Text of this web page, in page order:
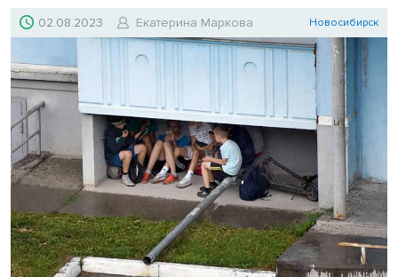
02.08.2023 Екатерина Маркова Новосибирск